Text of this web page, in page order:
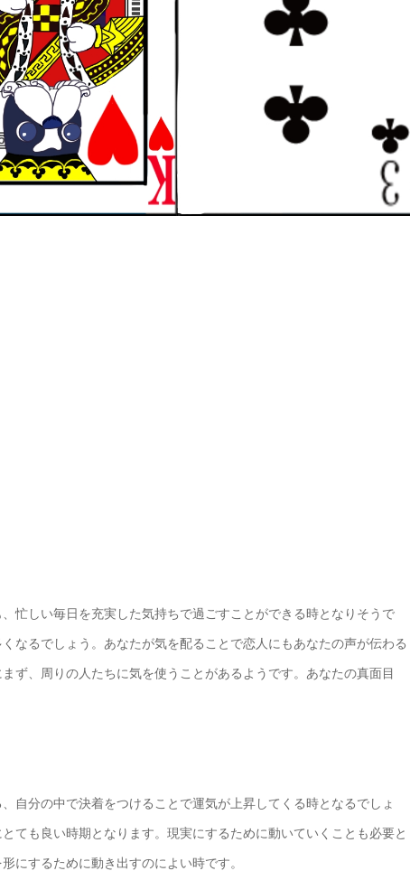
忙しい毎日を充実した気持ちで過ごすことができる時となりそうで
なるでしょう。あなたが気を配ることで恋人にもあなたの声が伝わる
ず、周りの人たちに気を使うことがあるようです。あなたの真面目
自分の中で決着をつけることで運気が上昇してくる時となるでしょ
ても良い時期となります。現実にするために動いていくことも必要と
にするために動き出すのによい時です。